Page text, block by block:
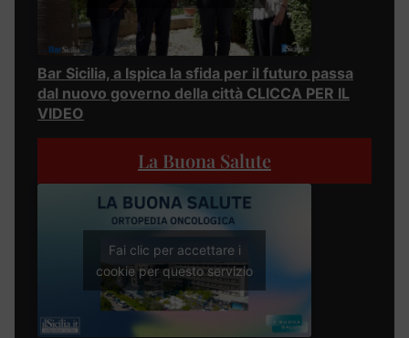
Bar Sicilia, a Ispica la sfida per il futuro passa
dal nuovo governo della città CLICCA PER IL
VIDEO
La Buona Salute
Fai clic per accettare i
cookie per questo servizio